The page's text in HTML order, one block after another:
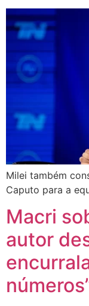
Milei também
Caputo para a
Macri
autor